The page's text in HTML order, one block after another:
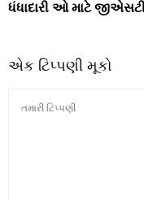
ધંધાદારી ઓ માટે
એક ટિપ્પણી મૂકો